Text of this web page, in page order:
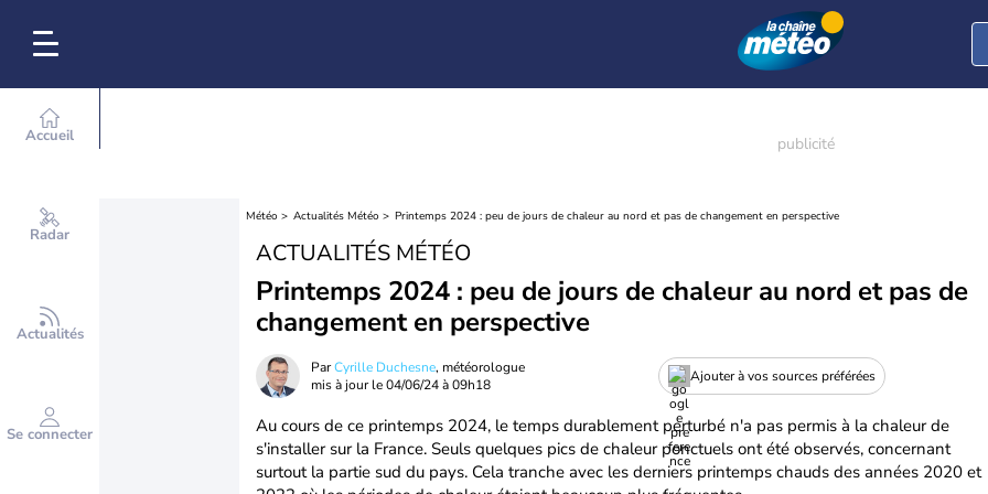
Accueil
Radar
Actualités
Se connecter
Météo Actualités Météo Printemps 2024 : peu de jours de chaleur au nord et pas de changement en perspective
ACTUALITÉS MÉTÉO
Printemps 2024 : peu de jours de chaleur au nord et pas de
changement en perspective
ParCyrille Duchesne, météorologue
mis à jour le04/06/24 à 09h18
Ajouter à vos sources préférées
Au cours de ce printemps 2024, le temps durablement perturbé n'a pas permis à la chaleur de
s'installer sur la France. Seuls quelques pics de chaleur ponctuels ont été observés, concernant
surtout la partie sud du pays. Cela tranche avec les derniers printemps chauds des années 2020 et